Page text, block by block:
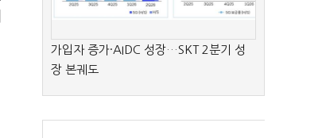
가입자 증가·AIDC 성장…SKT 2분기 성
장 본궤도